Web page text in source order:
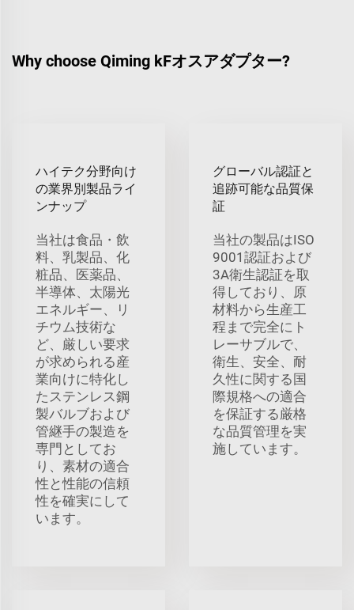
Why choose Qiming kFオスアダプター?
ハイテク分野向け
の業界別製品ライ
ンナップ
当社は食品・飲
料、乳製品、化
粧品、医薬品、
半導体、太陽光
エネルギー、リ
チウム技術な
ど、厳しい要求
が求められる産
業向けに特化し
たステンレス鋼
製バルブおよび
管継手の製造を
専門としてお
り、素材の適合
性と性能の信頼
性を確実にして
います。
グローバル認証と
追跡可能な品質保
証
当社の製品はISO
9001認証および
3A衛生認証を取
得しており、原
材料から生産工
程まで完全にト
レーサブルで、
衛生、安全、耐
久性に関する国
際規格への適合
を保証する厳格
な品質管理を実
施しています。